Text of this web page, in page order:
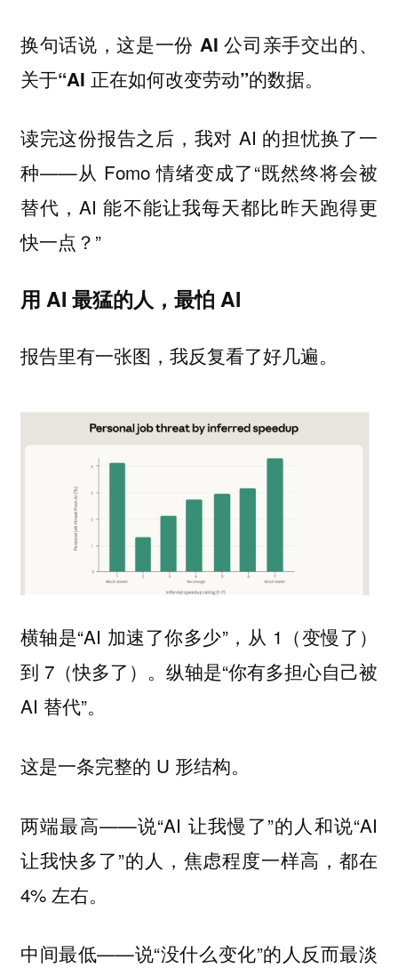
换句话说，这是一份 AI 公司亲手交出的、
关于“AI 正在如何改变劳动”的数据。
读完这份报告之后，我对 AI 的担忧换了一
种——从 Fomo 情绪变成了“既然终将会被
替代，AI 能不能让我每天都比昨天跑得更
快一点？”
用 AI 最猛的人，最怕 AI
报告里有一张图，我反复看了好几遍。
横轴是“AI 加速了你多少”，从 1（变慢了）
到 7（快多了）。纵轴是“你有多担心自己被
AI 替代”。
这是一条完整的 U 形结构。
两端最高——说“AI 让我慢了”的人和说“AI
让我快多了”的人，焦虑程度一样高，都在
4% 左右。
中间最低——说“没什么变化”的人反而最淡